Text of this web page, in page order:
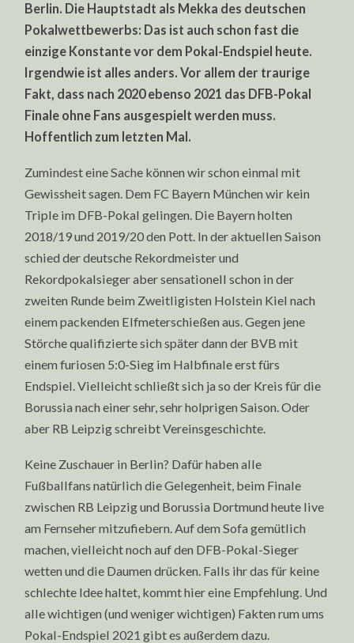
RB
LEIPZIG
IM
NEUEN
TRIKOT
ZUM
TITEL?
Berlin. Die Hauptstadt als Mekka des deutschen
Pokalwettbewerbs: Das ist auch schon fast die
einzige Konstante vor dem Pokal-Endspiel heute.
Irgendwie ist alles anders. Vor allem der traurige
Fakt, dass nach 2020 ebenso 2021 das DFB-Pokal
Finale ohne Fans ausgespielt werden muss.
Hoffentlich zum letzten Mal.
Zumindest eine Sache können wir schon einmal mit
Gewissheit sagen. Dem FC Bayern München wir kein
Triple im DFB-Pokal gelingen. Die Bayern holten
2018/19 und 2019/20 den Pott. In der aktuellen Saison
schied der deutsche Rekordmeister und
Rekordpokalsieger aber sensationell schon in der
zweiten Runde beim Zweitligisten Holstein Kiel nach
einem packenden Elfmeterschießen aus. Gegen jene
Störche qualifizierte sich später dann der BVB mit
einem furiosen 5:0-Sieg im Halbfinale erst fürs
Endspiel. Vielleicht schließt sich ja so der Kreis für die
Borussia nach einer sehr, sehr holprigen Saison. Oder
aber RB Leipzig schreibt Vereinsgeschichte.
Keine Zuschauer in Berlin? Dafür haben alle
Fußballfans natürlich die Gelegenheit, beim Finale
zwischen RB Leipzig und Borussia Dortmund heute live
am Fernseher mitzufiebern. Auf dem Sofa gemütlich
machen, vielleicht noch auf den DFB-Pokal-Sieger
wetten und die Daumen drücken. Falls ihr das für keine
schlechte Idee haltet, kommt hier eine Empfehlung. Und
alle wichtigen (und weniger wichtigen) Fakten rum ums
Pokal-Endspiel 2021 gibt es außerdem dazu.